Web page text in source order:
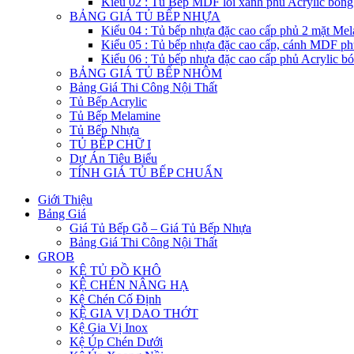
BẢNG GIÁ TỦ BẾP NHỰA
Kiểu 04 : Tủ bếp nhựa đặc cao cấp phủ 2 mặt
Kiểu 05 : Tủ bếp nhựa đặc cao cấp, cánh MDF
Kiểu 06 : Tủ bếp nhựa đặc cao cấp phủ Acrylic
BẢNG GIÁ TỦ BẾP NHÔM
Bảng Giá Thi Công Nội Thất
Tủ Bếp Acrylic
Tủ Bếp Melamine
Tủ Bếp Nhựa
TỦ BẾP CHỮ I
Dự Án Tiêu Biểu
TÍNH GIÁ TỦ BẾP CHUẨN
Giới Thiệu
Bảng Giá
Giá Tủ Bếp Gỗ – Giá Tủ Bếp Nhựa
Bảng Giá Thi Công Nội Thất
GROB
KỆ TỦ ĐỒ KHÔ
KỆ CHÉN NÂNG HẠ
Kệ Chén Cố Định
KỆ GIA VỊ DAO THỚT
Kệ Gia Vị Inox
Kệ Úp Chén Dưới